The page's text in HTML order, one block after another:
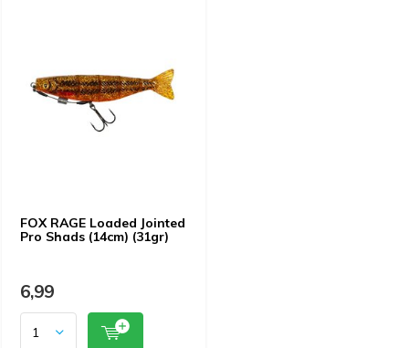
FOX RAGE Loaded Jointed
Pro Shads (14cm) (31gr)
6,99